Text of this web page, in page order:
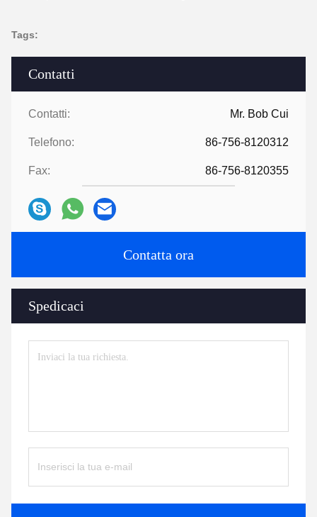
Contatti
Contatti: Mr. Bob Cui
Telefono: 86-756-8120312
Fax: 86-756-8120355
Contatta ora
Spedicaci
Tags: